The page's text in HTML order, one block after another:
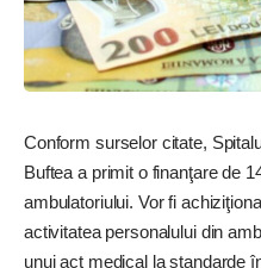
Conform surselor citate,
Buftea a primit o finanţare de
ambulatoriului. Vor fi
activitatea personalului din
unui act medical la standarde